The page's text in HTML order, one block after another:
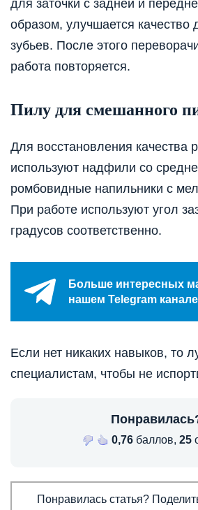
для заточки с задней и
образом, улучшается качество
зубьев. После этого
работа повторяется.
Пилу для смешанного
Для восстановления качества
используют надфили со
ромбовидные напильники с
При работе используют угол
градусов соответственно.
Больше интересных
нашем Telegram
Если нет никаких навыков, то
специалистам, чтобы не
0,76баллов, 25
Понравилась статья?